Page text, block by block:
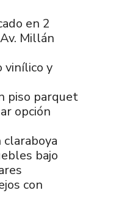
en 2
Millán
vinílico y
piso parquet
opción
bajo
con